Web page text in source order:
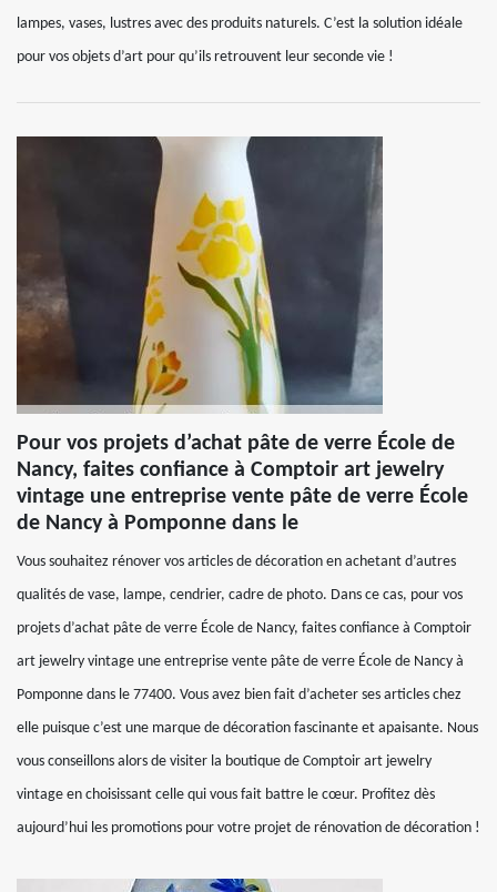
lampes, vases, lustres avec des produits naturels. C’est la solution idéale
pour vos objets d’art pour qu’ils retrouvent leur seconde vie !
Pour vos projets d’achat pâte de verre École de
Nancy, faites confiance à Comptoir art jewelry
vintage une entreprise vente pâte de verre École
de Nancy à Pomponne dans le
Vous souhaitez rénover vos articles de décoration en achetant d’autres
qualités de vase, lampe, cendrier, cadre de photo. Dans ce cas, pour vos
projets d’achat pâte de verre École de Nancy, faites confiance à Comptoir
art jewelry vintage une entreprise vente pâte de verre École de Nancy à
Pomponne dans le 77400. Vous avez bien fait d’acheter ses articles chez
elle puisque c’est une marque de décoration fascinante et apaisante. Nous
vous conseillons alors de visiter la boutique de Comptoir art jewelry
vintage en choisissant celle qui vous fait battre le cœur. Profitez dès
aujourd’hui les promotions pour votre projet de rénovation de décoration !